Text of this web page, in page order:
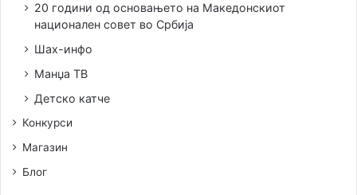
20 години од основањето на Македонскиот
национален совет во Србија
Шах-инфо
Манџа ТВ
Детско катче
Конкурси
Магазин
Блог